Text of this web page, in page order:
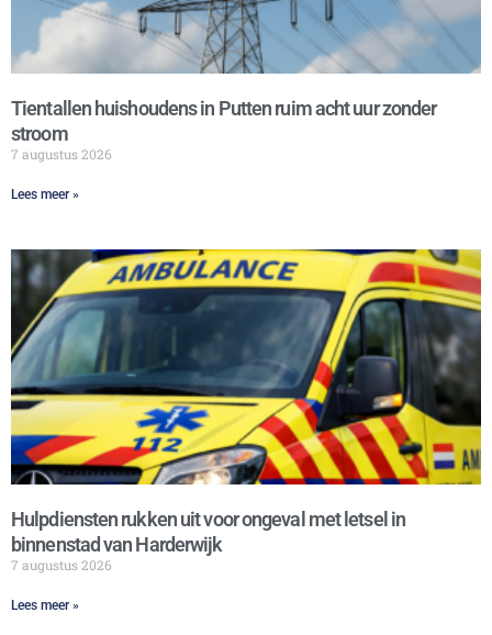
Tientallen huishoudens in Putten ruim acht uur zonder
stroom
7 augustus 2026
Lees meer »
Hulpdiensten rukken uit voor ongeval met letsel in
binnenstad van Harderwijk
7 augustus 2026
Lees meer »